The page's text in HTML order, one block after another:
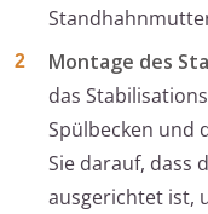
Montage des
das
Spülbecken und
Sie darauf, dass
ausgerichtet ist,